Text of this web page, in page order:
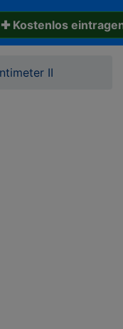
✚ Kostenlos
II